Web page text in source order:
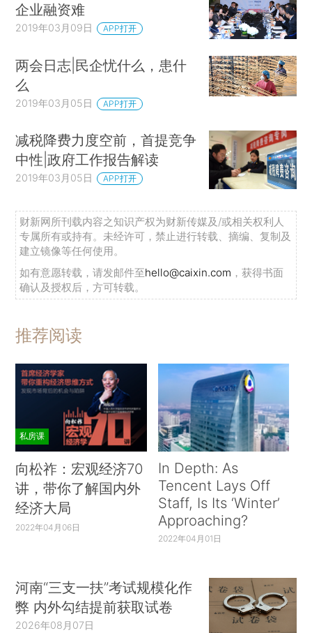
企业融资难
2019年03月09日 APP打开
两会日志|民企忧什么，患什
么
2019年03月05日 APP打开
减税降费力度空前，首提竞争
中性|政府工作报告解读
2019年03月05日 APP打开
财新网所刊载内容之知识产权为财新传媒及/或相关权利人
专属所有或持有。未经许可，禁止进行转载、摘编、复制及
建立镜像等任何使用。
如有意愿转载，请发邮件至hello@caixin.com ，获得书面
确认及授权后，方可转载。
推荐阅读
私房课
向松祚：宏观经济70
讲，带你了解国内外
经济大局
2022年04月06日
In Depth: As
Tencent Lays Off
Staff, Is Its ‘Winter’
Approaching?
2022年04月01日
河南“三支一扶”考试规模化作
弊 内外勾结提前获取试卷
2026年08月07日